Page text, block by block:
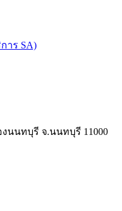
าร SA)
งนนทบุรี จ.นนทบุรี 11000